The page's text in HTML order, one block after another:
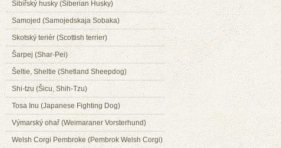
Sibiřský husky (Siberian Husky)
Samojed (Samojedskaja Sobaka)
Skotský teriér (Scottish terrier)
Šarpej (Shar-Pei)
Šeltie, Sheltie (Shetland Sheepdog)
Shi-tzu (Šicu, Shih-Tzu)
Tosa Inu (Japanese Fighting Dog)
Výmarský ohař (Weimaraner Vorsterhund)
Welsh Corgi Pembroke (Pembrok Welsh Corgi)